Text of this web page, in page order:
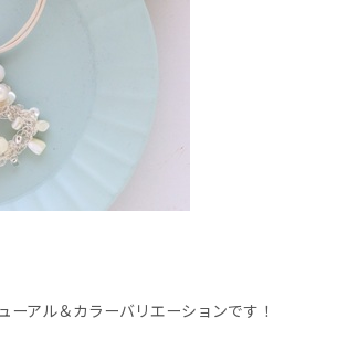
ーアル＆カラーバリエーションです！